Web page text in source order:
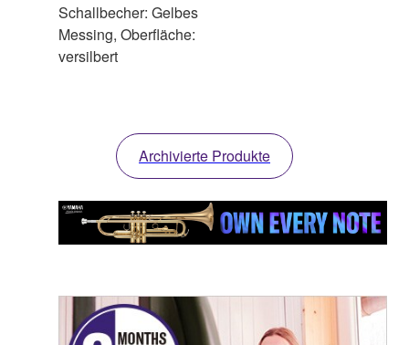
Schallbecher: Gelbes
Messing, Oberfläche:
versilbert
Archivierte Produkte